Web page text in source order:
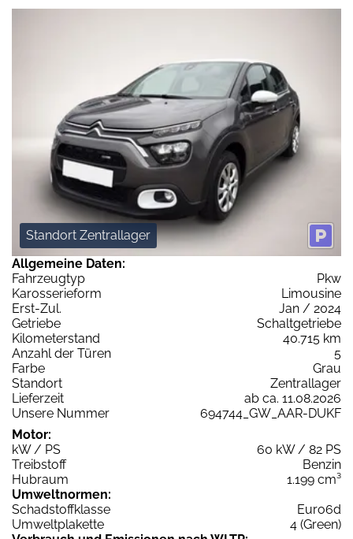
Standort Zentrallager
Allgemeine Daten:
Fahrzeugtyp
Pkw
Karosserieform
Limousine
Erst-Zul.
Jan / 2024
Getriebe
Schaltgetriebe
Kilometerstand
40.715 km
Anzahl der Türen
5
Farbe
Grau
Standort
Zentrallager
Lieferzeit
ab ca. 11.08.2026
Unsere Nummer
694744_GW_AAR-DUKF
Motor:
kW / PS
60 kW / 82 PS
Treibstoff
Benzin
Hubraum
1.199 cm³
Umweltnormen:
Schadstoffklasse
Euro6d
Umweltplakette
4 (Green)